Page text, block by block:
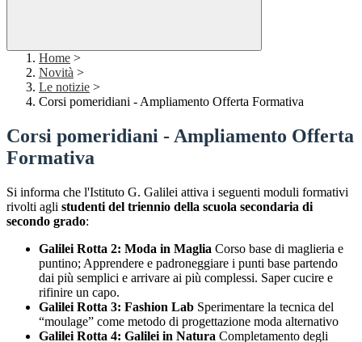
Home >
Novità >
Le notizie >
Corsi pomeridiani - Ampliamento Offerta Formativa
Corsi pomeridiani - Ampliamento Offerta
Formativa
Si informa che l'Istituto G. Galilei attiva i seguenti moduli formativi
rivolti agli studenti del triennio della scuola secondaria di
secondo grado:
Galilei Rotta 2: Moda in Maglia Corso base di maglieria e
puntino; Apprendere e padroneggiare i punti base partendo
dai più semplici e arrivare ai più complessi. Saper cucire e
rifinire un capo.
Galilei Rotta 3: Fashion Lab Sperimentare la tecnica del
“moulage” come metodo di progettazione moda alternativo
Galilei Rotta 4: Galilei in Natura Completamento degli